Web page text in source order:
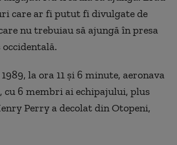
care ar fi putut fi divulgate de
nu trebuiau să ajungă în presa
la ora 11 și 6 minute, aeronava
cu 6 membri ai echipajului, plus
Perry a decolat din Otopeni,